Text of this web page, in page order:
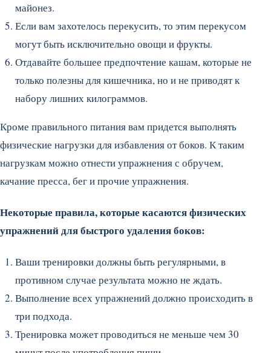
майонез.
Если вам захотелось перекусить, то этим перекусом
могут быть исключительно овощи и фрукты.
Отдавайте большее предпочтение кашам, которые не
только полезны для кишечника, но и не приводят к
набору лишних килограммов.
Кроме правильного питания вам придется выполнять
физические нагрузки для избавления от боков. К таким
нагрузкам можно отнести упражнения с обручем,
качание пресса, бег и прочие упражнения.
Некоторые правила, которые касаются физических
упражнений для быстрого удаления боков:
Ваши тренировки должны быть регулярными, в
противном случае результата можно не ждать.
Выполнение всех упражнений должно происходить в
три подхода.
Тренировка может проводиться не меньше чем 30